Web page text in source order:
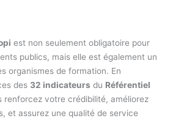
est non seulement obligatoire pour
publics, mais elle est également un
organismes de formation. En
des 32 indicateurs du Référentiel
renforcez votre crédibilité, améliorez
et assurez une qualité de service